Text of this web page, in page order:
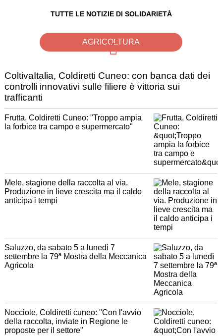
TUTTE LE NOTIZIE DI SOLIDARIETÀ
AGRICOLTURA
ColtivaItalia, Coldiretti Cuneo: con banca dati dei
controlli innovativi sulle filiere è vittoria sui
trafficanti
Frutta, Coldiretti Cuneo: "Troppo ampia
la forbice tra campo e supermercato"
Mele, stagione della raccolta al via.
Produzione in lieve crescita ma il caldo
anticipa i tempi
Saluzzo, da sabato 5 a lunedì 7
settembre la 79ª Mostra della Meccanica
Agricola
Nocciole, Coldiretti cuneo: "Con l'avvio
della raccolta, inviate in Regione le
proposte per il settore"